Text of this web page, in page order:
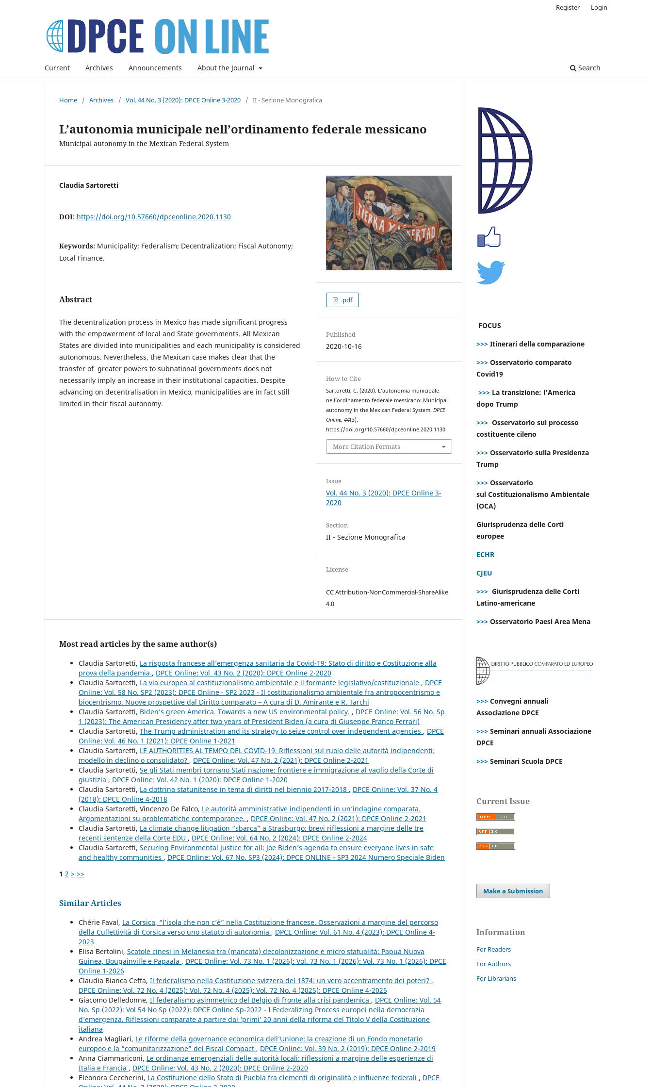
Current Archives Announcements About the Journal Search
Register Login
Home / Archives / Vol. 44 No. 3 (2020): DPCE Online 3-2020 / II - Sezione Monografica
L’autonomia municipale nell’ordinamento federale messicano
Municipal autonomy in the Mexican Federal System
Claudia Sartoretti
DOI: https://doi.org/10.57660/dpceonline.2020.1130
Keywords: Municipality; Federalism; Decentralization; Fiscal Autonomy;
Local Finance.
Abstract
The decentralization process in Mexico has made significant progress
with the empowerment of local and State governments. All Mexican
States are divided into municipalities and each municipality is considered
autonomous. Nevertheless, the Mexican case makes clear that the
transfer of greater powers to subnational governments does not
necessarily imply an increase in their institutional capacities. Despite
advancing on decentralisation in Mexico, municipalities are in fact still
limited in their fiscal autonomy.
.pdf
Published
2020-10-16
How to Cite
Sartoretti, C. (2020). L’autonomia municipale
nell’ordinamento federale messicano: Municipal
autonomy in the Mexican Federal System.DPCE
Online,44(3).
https://doi.org/10.57660/dpceonline.2020.1130
More Citation Formats
Issue
Vol. 44 No. 3 (2020): DPCE Online 3-
2020
Section
II - Sezione Monografica
License
CC Attribution-NonCommercial-ShareAlike
4.0
Most read articles by the same author(s)
Claudia Sartoretti, La risposta francese all’emergenza sanitaria da Covid-19: Stato di diritto e Costituzione alla
prova della pandemia , DPCE Online: Vol. 43 No. 2 (2020): DPCE Online 2-2020
Claudia Sartoretti, La via europea al costituzionalismo ambientale e il formante legislativo/costituzionale , DPCE
Online: Vol. 58 No. SP2 (2023): DPCE Online - SP2 2023 - Il costituzionalismo ambientale fra antropocentrismo e
biocentrismo. Nuove prospettive dal Diritto comparato – A cura di D. Amirante e R. Tarchi
Claudia Sartoretti, Biden’s green America. Towards a new US environmental policy. , DPCE Online: Vol. 56 No. Sp
1 (2023): The American Presidency after two years of President Biden (a cura di Giuseppe Franco Ferrari)
Claudia Sartoretti, The Trump administration and its strategy to seize control over independent agencies , DPCE
Online: Vol. 46 No. 1 (2021): DPCE Online 1-2021
Claudia Sartoretti, LE AUTHORITIES AL TEMPO DEL COVID-19. Riflessioni sul ruolo delle autorità indipendenti:
modello in declino o consolidato? , DPCE Online: Vol. 47 No. 2 (2021): DPCE Online 2-2021
Claudia Sartoretti, Se gli Stati membri tornano Stati nazione: frontiere e immigrazione al vaglio della Corte di
giustizia , DPCE Online: Vol. 42 No. 1 (2020): DPCE Online 1-2020
Claudia Sartoretti, La dottrina statunitense in tema di diritti nel biennio 2017-2018 , DPCE Online: Vol. 37 No. 4
(2018): DPCE Online 4-2018
Claudia Sartoretti, Vincenzo De Falco, Le autorità amministrative indipendenti in un’indagine comparata.
Argomentazioni su problematiche contemporanee. , DPCE Online: Vol. 47 No. 2 (2021): DPCE Online 2-2021
Claudia Sartoretti, La climate change litigation “sbarca” a Strasburgo: brevi riflessioni a margine delle tre
recenti sentenze della Corte EDU , DPCE Online: Vol. 64 No. 2 (2024): DPCE Online 2-2024
Claudia Sartoretti, Securing Environmental Justice for all: Joe Biden’s agenda to ensure everyone lives in safe
and healthy communities , DPCE Online: Vol. 67 No. SP3 (2024): DPCE ONLINE - SP3 2024 Numero Speciale Biden
1 2 > >>
Similar Articles
Chérie Faval, La Corsica, “l’isola che non c’è” nella Costituzione francese. Osservazioni a margine del percorso
della Cullettività di Corsica verso uno statuto di autonomia , DPCE Online: Vol. 61 No. 4 (2023): DPCE Online 4-
2023
Elisa Bertolini, Scatole cinesi in Melanesia tra (mancata) decolonizzazione e micro statualità: Papua Nuova
Guinea, Bougainville e Papaala , DPCE Online: Vol. 73 No. 1 (2026): Vol. 73 No. 1 (2026): Vol. 73 No. 1 (2026): DPCE
Online 1-2026
Claudia Bianca Ceffa, Il federalismo nella Costituzione svizzera del 1874: un vero accentramento dei poteri? ,
DPCE Online: Vol. 72 No. 4 (2025): Vol. 72 No. 4 (2025): Vol. 72 No. 4 (2025): DPCE Online 4-2025
Giacomo Delledonne, Il federalismo asimmetrico del Belgio di fronte alla crisi pandemica , DPCE Online: Vol. 54
No. Sp (2022): Vol 54 No Sp (2022): DPCE Online Sp-2022 - I Federalizing Process europei nella democrazia
d’emergenza. Riflessioni comparate a partire dai ‘primi’ 20 anni della riforma del Titolo V della Costituzione
italiana
Andrea Magliari, Le riforme della governance economica dell’Unione: la creazione di un Fondo monetario
europeo e la “comunitarizzazione” del Fiscal Compact , DPCE Online: Vol. 39 No. 2 (2019): DPCE Online 2-2019
Anna Ciammariconi, Le ordinanze emergenziali delle autorità locali: riflessioni a margine delle esperienze di
Italia e Francia , DPCE Online: Vol. 43 No. 2 (2020): DPCE Online 2-2020
Eleonora Ceccherini, La Costituzione dello Stato di Puebla fra elementi di originalità e influenze federali , DPCE
FOCUS
>>> Itinerari della comparazione
>>> Osservatorio comparato
Covid19
>>> La transizione: l’America
dopo Trump
>>> Osservatorio sul processo
costituente cileno
>>> Osservatorio sulla Presidenza
Trump
>>> Osservatorio
sul Costituzionalismo Ambientale
(OCA)
Giurisprudenza delle Corti
europee
ECHR
CJEU
>>> Giurisprudenza delle Corti
Latino-americane
>>> Osservatorio Paesi Area Mena
>>> Convegni annuali
Associazione DPCE
>>> Seminari annuali Associazione
DPCE
>>> Seminari Scuola DPCE
Current Issue
Make a Submission
Information
For Readers
For Authors
For Librarians